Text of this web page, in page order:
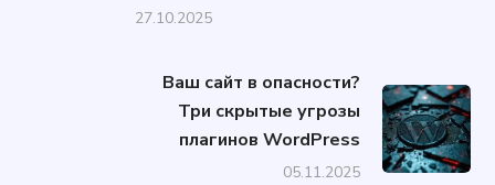
27.10.2025
Ваш сайт в опасности?
Три скрытые угрозы
плагинов WordPress
05.11.2025